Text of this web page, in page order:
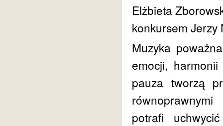
Elżbieta
konkursem
Muzyka
emocji,
pauza tworzą
potrafi